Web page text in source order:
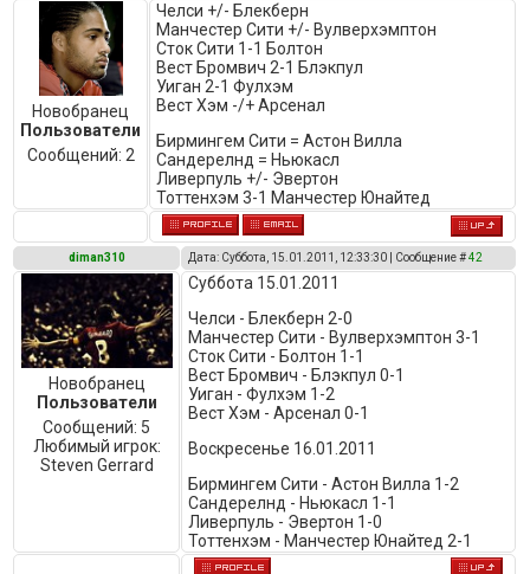
Новобранец
Пользователи
Сообщений: 2
Челси +/- Блекберн
Манчестер Сити +/- Вулверхэмптон
Сток Сити 1-1 Болтон
Вест Бромвич 2-1 Блэкпул
Уиган 2-1 Фулхэм
Вест Хэм -/+ Арсенал
Бирмингем Сити = Астон Вилла
Сандерелнд = Ньюкасл
Ливерпуль +/- Эвертон
Тоттенхэм 3-1 Манчестер Юнайтед
diman310 Дата: Суббота, 15.01.2011, 12:33:30 | Сообщение #42
Новобранец
Пользователи
Сообщений: 5
Любимый игрок:
Steven Gerrard
Суббота 15.01.2011
Челси - Блекберн 2-0
Манчестер Сити - Вулверхэмптон 3-1
Сток Сити - Болтон 1-1
Вест Бромвич - Блэкпул 0-1
Уиган - Фулхэм 1-2
Вест Хэм - Арсенал 0-1
Воскресенье 16.01.2011
Бирмингем Сити - Астон Вилла 1-2
Сандерелнд - Ньюкасл 1-1
Ливерпуль - Эвертон 1-0
Тоттенхэм - Манчестер Юнайтед 2-1